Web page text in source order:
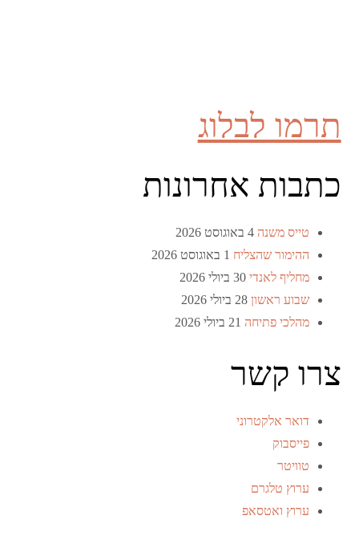
תרמו לבלוג
כתבות אחרונות
טייס משנה 4 באוגוסט 2026
ההימור שהצליח 1 באוגוסט 2026
מחליף לאנדי 30 ביולי 2026
שבוע ראשון 28 ביולי 2026
מהלכי פתיחה 21 ביולי 2026
צרו קשר
דואר אלקטרוני
פייסבוק
טוויטר
ערוץ טלגרם
ערוץ ואטסאפ